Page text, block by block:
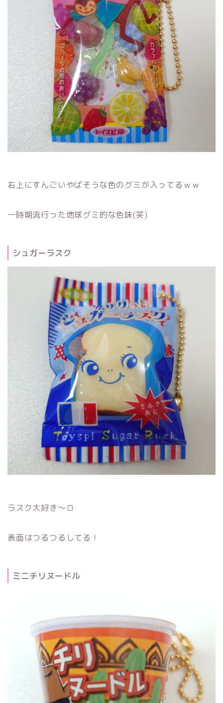
右上にすんごいやばそうな色のグミが入ってるｗｗ
一時期流行った地球グミ的な色味(笑)
シュガーラスク
ラスク大好き～🍞
表面はつるつるしてる！
ミニチリヌードル